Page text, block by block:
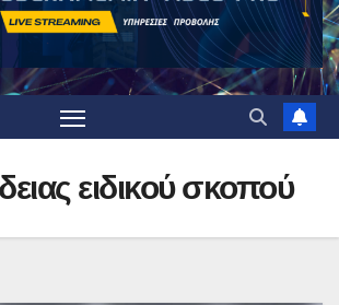
ειδικού σκοπού